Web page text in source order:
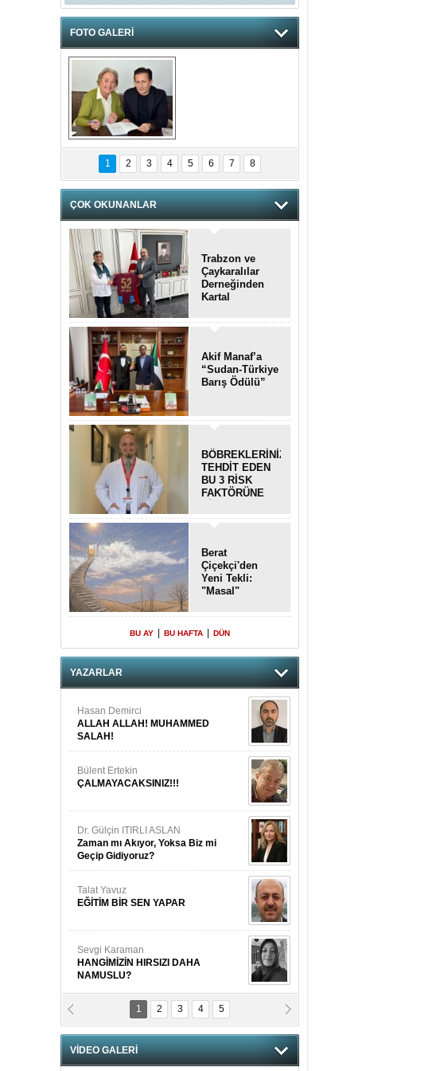
FOTO GALERİ
hnzzzna
1 2 3 4 5 6 7 8
ÇOK OKUNANLAR
Trabzon ve
Çaykaralılar
Derneğinden
Kartal
anlamlı ziyaret
Akif Manaf’a
“Sudan-Türkiye
Barış Ödülü”
BÖBREKLERİNİZİ
TEHDİT EDEN
BU 3 RİSK
FAKTÖRÜNE
Berat
Çiçekçi'den
Yeni Tekli:
"Masal"
BU AY BU HAFTA DÜN
YAZARLAR
Hasan Demirci
ALLAH ALLAH! MUHAMMED
SALAH!
Bülent Ertekin
ÇALMAYACAKSINIZ!!!
Dr. Gülçin ITIRLI ASLAN
Zaman mı Akıyor, Yoksa Biz mi
Geçip Gidiyoruz?
Talat Yavuz
EĞİTİM BİR SEN YAPAR
Sevgi Karaman
HANGİMİZİN HIRSIZI DAHA
NAMUSLU?
Prof. Dr. Cahit Kurbanoğlu
1 2 3 4 5
VİDEO GALERİ